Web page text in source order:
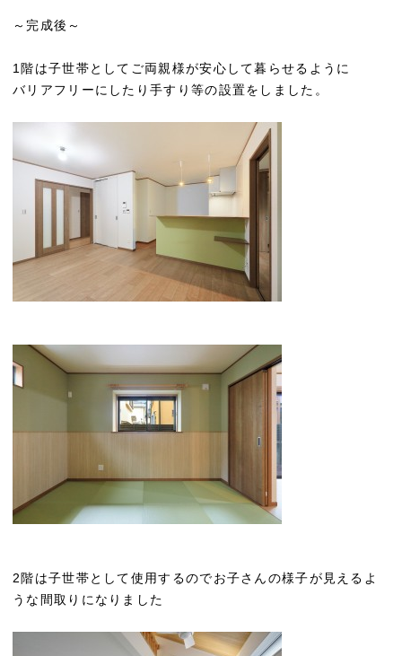
～完成後～
1階は子世帯としてご両親様が安心して暮らせるように
バリアフリーにしたり手すり等の設置をしました。
2階は子世帯として使用するのでお子さんの様子が見えるよ
うな間取りになりました